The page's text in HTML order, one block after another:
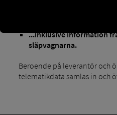
information om
...inklusive information
släpvagnarna.
Beroende på leverantör och
telematikdata samlas in och